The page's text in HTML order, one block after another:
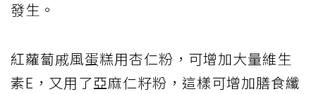
發生。
紅蘿蔔戚風蛋糕用杏仁粉，可增加大量維生
素E，又用了亞麻仁籽粉，這樣可增加膳食纖